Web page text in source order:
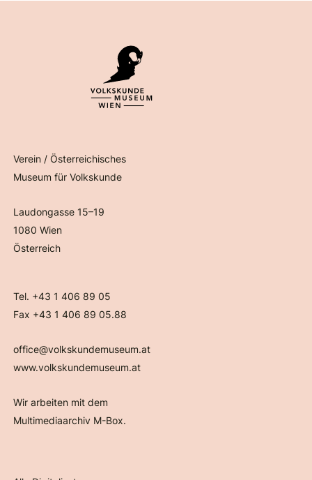
Verein / Österreichisches
Museum für Volkskunde
Laudongasse 15–19
1080 Wien
Österreich
Tel. +43 1 406 89 05
Fax +43 1 406 89 05.88
office@volkskundemuseum.at
www.volkskundemuseum.at
Wir arbeiten mit dem
Multimediaarchiv M-Box.